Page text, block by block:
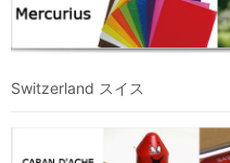
Switzerland スイス